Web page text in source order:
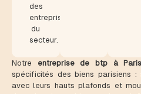
des
entreprises
du
secteur.
Notre entreprise de btp à Paris
spécificités des biens parisiens :
avec leurs hauts plafonds et